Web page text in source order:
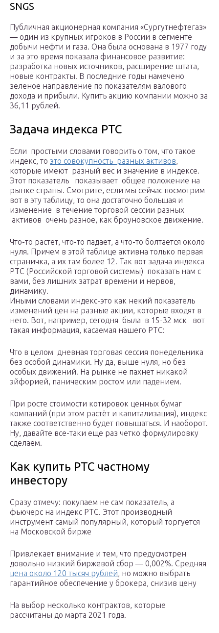
SNGS
Публичная акционерная компания «Сургутнефтегаз»
— один из крупных игроков в России в сегменте
добычи нефти и газа. Она была основана в 1977 году
и за это время показала финансовое развитие:
разработка новых источников, расширение штата,
новые контракты. В последние годы намечено
зеленое направление по показателям валового
дохода и прибыли. Купить акцию компании можно за
36,11 рублей.
Задача индекса РТС
Если простыми словами говорить о том, что такое
индекс, то это совокупность разных активов,
которые имеют разный вес и значение в индексе.
Этот показатель показывает общее положение на
рынке страны. Смотрите, если мы сейчас посмотрим
вот в эту таблицу, то она достаточно большая и
изменение в течение торговой сессии разных
активов очень разное, как броуновское движение.
Что-то растет, что-то падает, а что-то болтается около
нуля. Причем в этой таблице активна только первая
страничка, а их там более 12. Так вот задача индекса
РТС (Российской торговой системы) показать нам с
вами, без лишних затрат времени и нервов,
динамику.
Иными словами индекс-это как некий показатель
изменений цен на разные акции, которые входят в
него. Вот, например, сегодня была в 15-32 мск вот
такая информация, касаемая нашего РТС:
Что в целом дневная торговая сессия понедельника
без особой динамики. Ну да, выше нуля, но без
особых движений. На рынке не пахнет никакой
эйфорией, паническим ростом или падением.
При росте стоимости котировок ценных бумаг
компаний (при этом растёт и капитализация), индекс
также соответственно будет повышаться. И наоборот.
Ну, давайте все-таки еще раз четко формулировку
сделаем.
Как купить РТС частному
инвестору
Сразу отмечу: покупаем не сам показатель, а
фьючерс на индекс РТС. Этот производный
инструмент самый популярный, который торгуется
на Московской бирже
Привлекает внимание и тем, что предусмотрен
довольно низкий биржевой сбор — 0,002%. Средняя
цена около 120 тысяч рублей, но можно выбрать
гарантийное обеспечение у брокера, снизив цену
На выбор несколько контрактов, которые
рассчитаны до марта 2021 года.